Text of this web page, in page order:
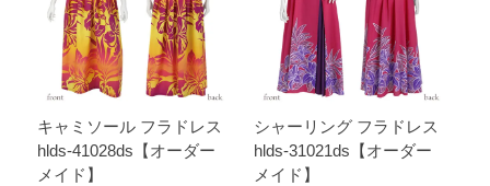
キャミソール フラドレス
hlds-41028ds【オーダー
メイド】
シャーリング フラドレス
hlds-31021ds【オーダー
メイド】